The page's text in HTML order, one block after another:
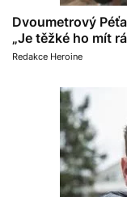
Dvoumetrový
„Je těžké ho mít
Redakce Heroine